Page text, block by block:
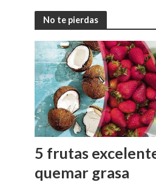
No te pierdas
5 frutas
quemar grasa